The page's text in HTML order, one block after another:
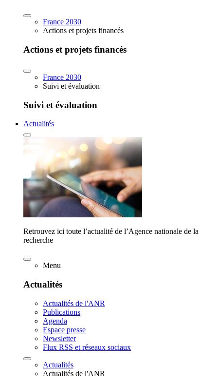
France 2030
Actions et projets financés
Actions et projets financés
France 2030
Suivi et évaluation
Suivi et évaluation
Actualités
Retrouvez ici toute l’actualité de l’Agence nationale de la
recherche
Menu
Actualités
Actualités de l'ANR
Publications
Agenda
Espace presse
Newsletter
Flux RSS et réseaux sociaux
Actualités
Actualités de l'ANR